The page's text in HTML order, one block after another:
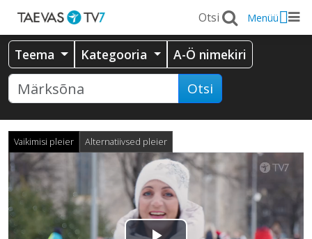
Menüü
Teema Kategooria A-Ö nimekiri
Otsi
Vaikimisi pleier Alternatiivsed pleier